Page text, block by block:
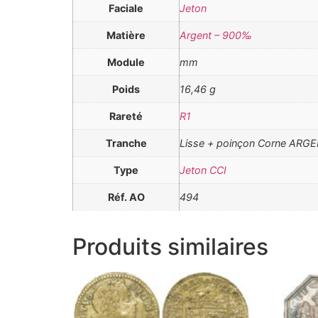
Faciale Jeton
Matière Argent – 900‰
Module mm
Poids 16,46 g
Rareté R1
Tranche Lisse + poinçon Corne
Type Jeton CCI
Réf. AO 494
Produits similaires